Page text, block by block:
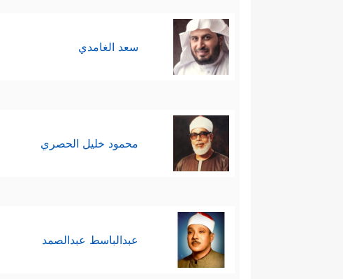
سعد الغامدي
محمود خليل الحصري
عبدالباسط عبدالصمد